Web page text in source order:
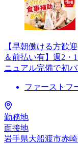
【早朝働ける方歓
＆前払い有】週2
ニュアル完備で初
ファーストフ
勤務地
面接地
岩手県大船渡市赤